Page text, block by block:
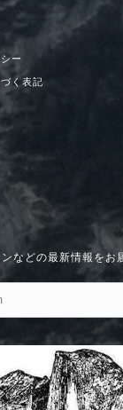
ー
く表記
などの最新情報をお